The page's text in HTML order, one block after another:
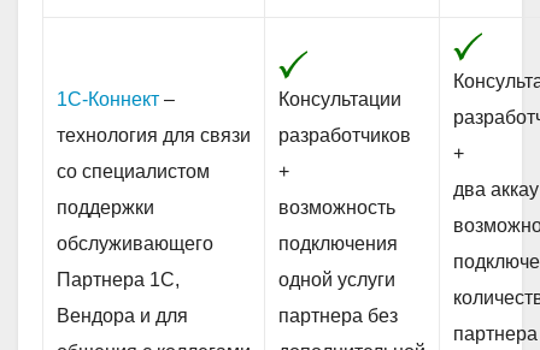
1С-Коннект –
технология для связи
со специалистом
поддержки
обслуживающего
Партнера 1С,
Вендора и для
Консультации
разработчиков
+
возможность
подключения
одной услуги
партнера без
+
два